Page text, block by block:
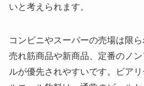
いと考えられます。
コンビニやスーパーの売場は限ら
売れ筋商品や新商品、定番のノ
ルが優先されやすいです。ビア